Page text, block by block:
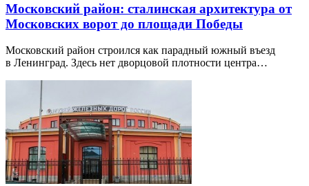
Московский район: сталинская архитектура от
Московских ворот до площади Победы
Московский район строился как парадный южный въезд
в Ленинград. Здесь нет дворцовой плотности центра…